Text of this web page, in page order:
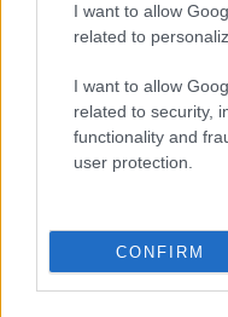
I want to allow
related to
I want to allow
related to security,
functionality and
user protection.
CONFIRM
„Washingtonnak
kell arra, hogy
folytatja ezt a
a Biden-
rendszert kíván
alakítottak ki” –